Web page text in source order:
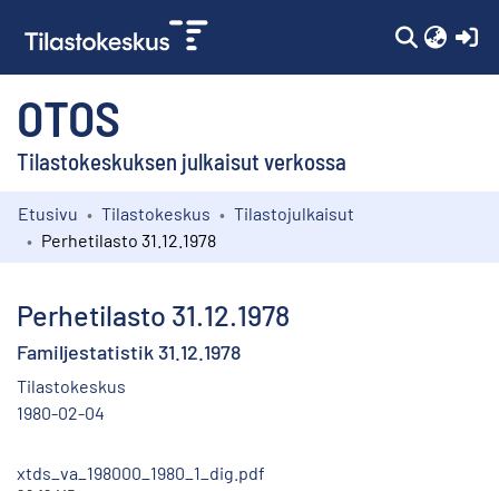
OTOS
Tilastokeskuksen julkaisut verkossa
Kokoelmat
Etusivu Tilastokeskus
Tilastojulkaisut
Perhetilasto 31.12.1978
Perhetilasto 31.12.1978
Familjestatistik 31.12.1978
Tilastokeskus
1980-02-04
xtds_va_198000_1980_1_dig.pdf